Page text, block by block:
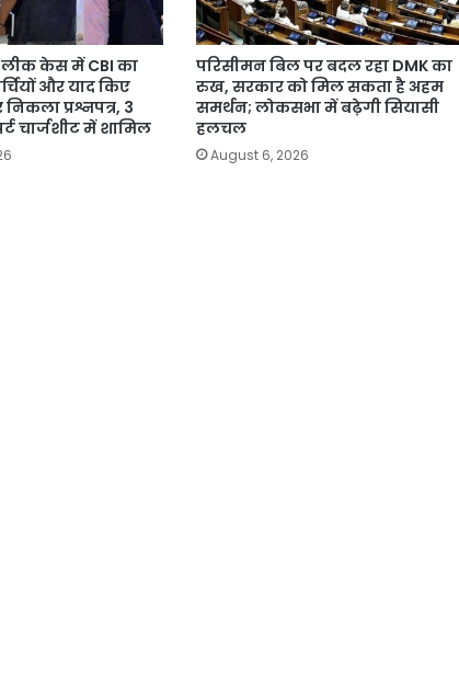
लीक केस में CBI का
और याद किए
प्रश्नपत्र, 3
चार्जशीट में शामिल
परिसीमन बिल पर बदल रहा DMK का
रुख, सरकार को मिल सकता है अहम
समर्थन; लोकसभा में बढ़ेगी सियासी
हलचल
August 6, 2026